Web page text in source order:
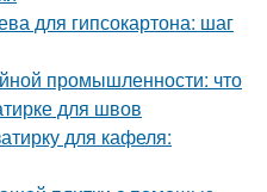
для гипсокартона: шаг
промышленности: что
для швов
для кафеля: